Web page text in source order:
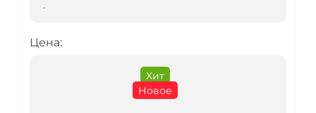
-
Цена:
Хит
Новое